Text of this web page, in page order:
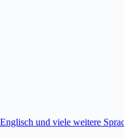
und viele weitere